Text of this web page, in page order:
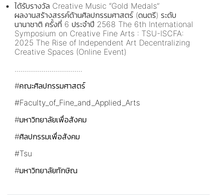
ได้รับรางวัล Creative Music “Gold Medals”
ผลงานสร้างสรรค์ด้านศิลปกรรมศาสตร์ (ดนตรี) ระดับ
นานาชาติ ครั้งที่ 6 ประจำปี 2568 The 6th International
Symposium on Creative Fine Arts : TSU-ISCFA:
2025 The Rise of Independent Art Decentralizing
Creative Spaces (Online Event)
#คณะศิลปกรรมศาสตร์
#Faculty_of_Fine_and_Applied_Arts
#มหาวิทยาลัยเพื่อสังคม
#ศิลปกรรมเพื่อสังคม
#Tsu
#มหาวิทยาลัยทักษิณ